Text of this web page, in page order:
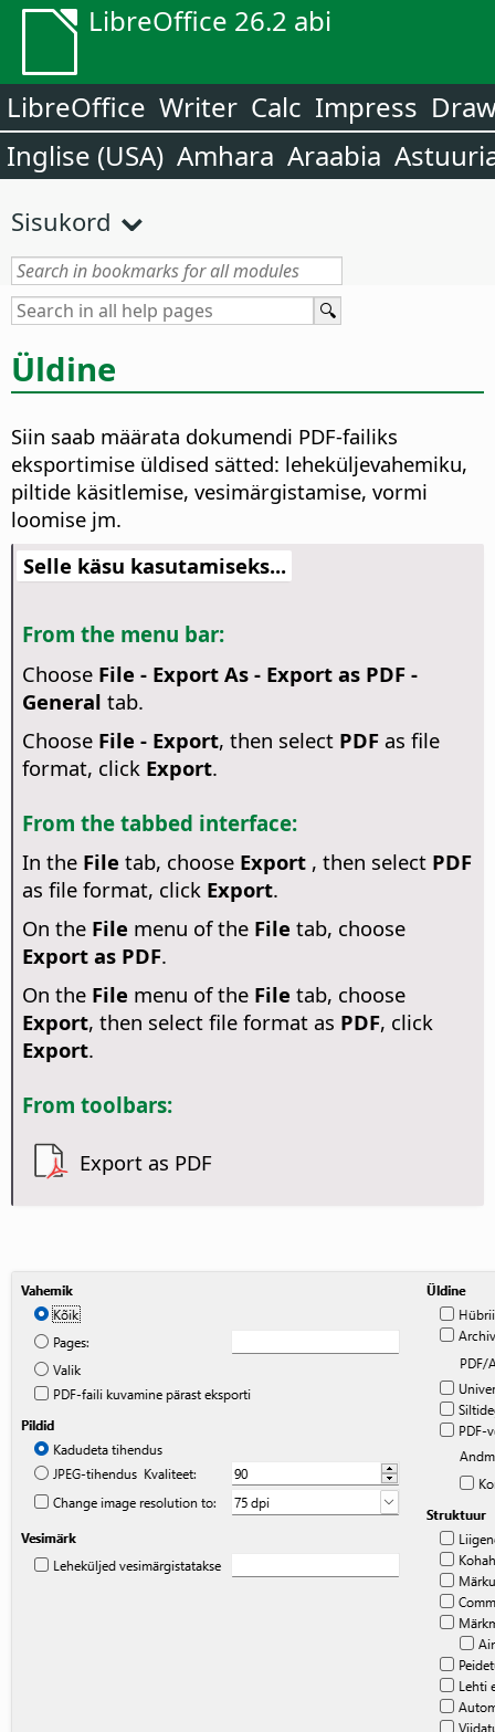
LibreOffice 26.2 abi
LibreOffice Writer Calc Impress
Inglise (USA) Amhara Araabia
Sisukord
Üldine
Siin saab määrata dokumendi PDF-failiks
eksportimise üldised sätted: leheküljevahemiku,
piltide käsitlemise, vesimärgistamise, vormi
loomise jm.
Selle käsu kasutamiseks...
From the menu bar:
Choose File - Export As - Export as PDF -
General tab.
Choose File - Export, then select PDFas file
format, click Export.
From the tabbed interface:
In the File tab, choose Export, then select PDF
as file format, click Export.
On the File menu of the File tab, choose
Export as PDF.
On the File menu of the File tab, choose
Export, then select file format as PDF, click
Export.
From toolbars:
Export as PDF